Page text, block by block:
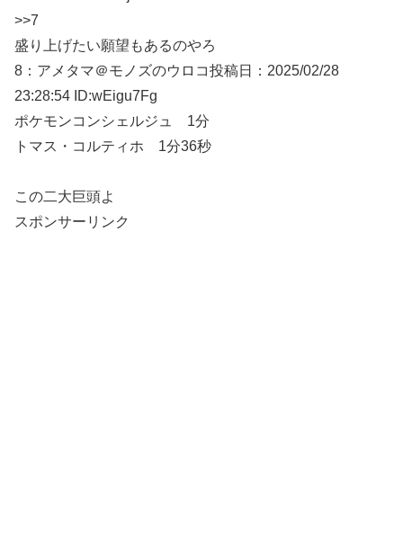
>>7
盛り上げたい願望もあるのやろ
8： アメタマ＠モノズのウロコ投稿日：2025/02/28
23:28:54 ID:wEigu7Fg
ポケモンコンシェルジュ 1分
トマス・コルティホ 1分36秒
この二大巨頭よ
スポンサーリンク